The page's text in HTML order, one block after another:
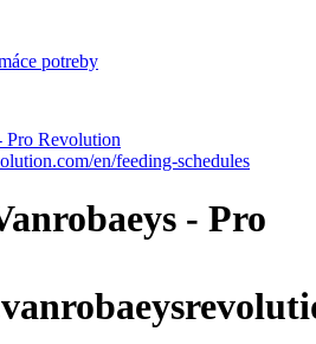
potreby
- Pro